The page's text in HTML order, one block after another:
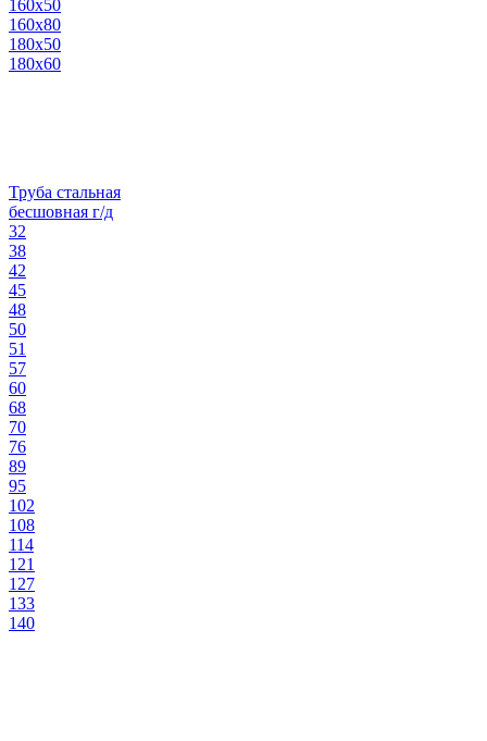
160х50
160х80
180х50
180х60
Труба стальная
бесшовная г/д
32
38
42
45
48
50
51
57
60
68
70
76
89
95
102
108
114
121
127
133
140